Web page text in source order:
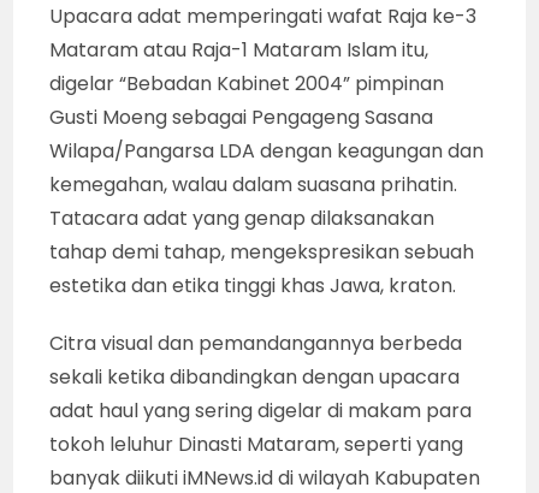
Upacara adat memperingati wafat Raja ke-3
Mataram atau Raja-1 Mataram Islam itu,
digelar “Bebadan Kabinet 2004” pimpinan
Gusti Moeng sebagai Pengageng Sasana
Wilapa/Pangarsa LDA dengan keagungan dan
kemegahan, walau dalam suasana prihatin.
Tatacara adat yang genap dilaksanakan
tahap demi tahap, mengekspresikan sebuah
estetika dan etika tinggi khas Jawa, kraton.
Citra visual dan pemandangannya berbeda
sekali ketika dibandingkan dengan upacara
adat haul yang sering digelar di makam para
tokoh leluhur Dinasti Mataram, seperti yang
banyak diikuti iMNews.id di wilayah Kabupaten